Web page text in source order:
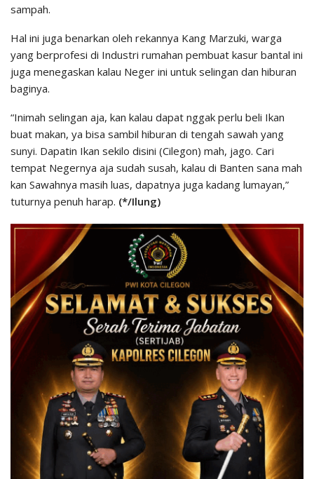
sampah.
Hal ini juga benarkan oleh rekannya Kang Marzuki, warga
yang berprofesi di Industri rumahan pembuat kasur bantal ini
juga menegaskan kalau Neger ini untuk selingan dan hiburan
baginya.
“Inimah selingan aja, kan kalau dapat nggak perlu beli Ikan
buat makan, ya bisa sambil hiburan di tengah sawah yang
sunyi. Dapatin Ikan sekilo disini (Cilegon) mah, jago. Cari
tempat Negernya aja sudah susah, kalau di Banten sana mah
kan Sawahnya masih luas, dapatnya juga kadang lumayan,”
tuturnya penuh harap. (*/Ilung)